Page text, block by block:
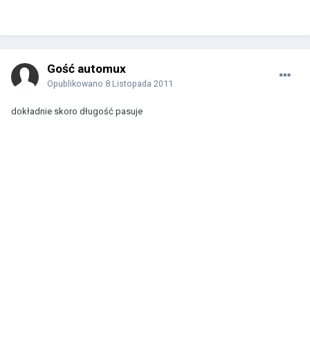
Gość automux
Opublikowano 8 Listopada 2011
dokładnie skoro długość pasuje